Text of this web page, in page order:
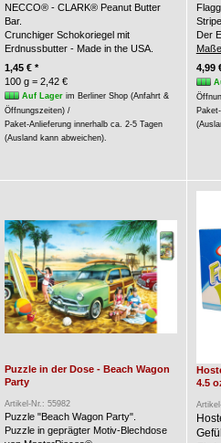
NECCO® - CLARK® Peanut Butter
Bar.
Crunchiger Schokoriegel mit
Erdnussbutter - Made in the USA.
1,45 € *
100 g = 2,42 €
Auf Lagerim Berliner Shop (Anfahrt &
Öffnungszeiten) /
Paket-Anlieferung innerhalb ca. 2-5 Tagen
(Ausland kann abweichen).
Der
4,99
Puzzle in der Dose - Beach Wagon
Party
Artikel-Nr.: 55982
Puzzle "Beach Wagon Party".
Puzzle in geprägter Motiv-Blechdose
4.5